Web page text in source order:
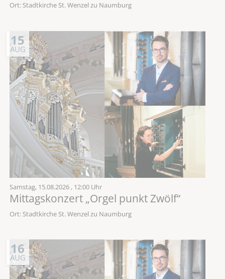
Ort: Stadtkirche St. Wenzel zu Naumburg
15
AUG
Samstag, 15.08.2026 , 12:00 Uhr
Mittagskonzert „Orgel punkt Zwölf“
Ort: Stadtkirche St. Wenzel zu Naumburg
16
AUG